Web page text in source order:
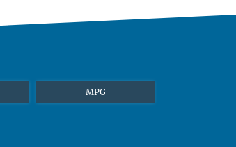
MPG